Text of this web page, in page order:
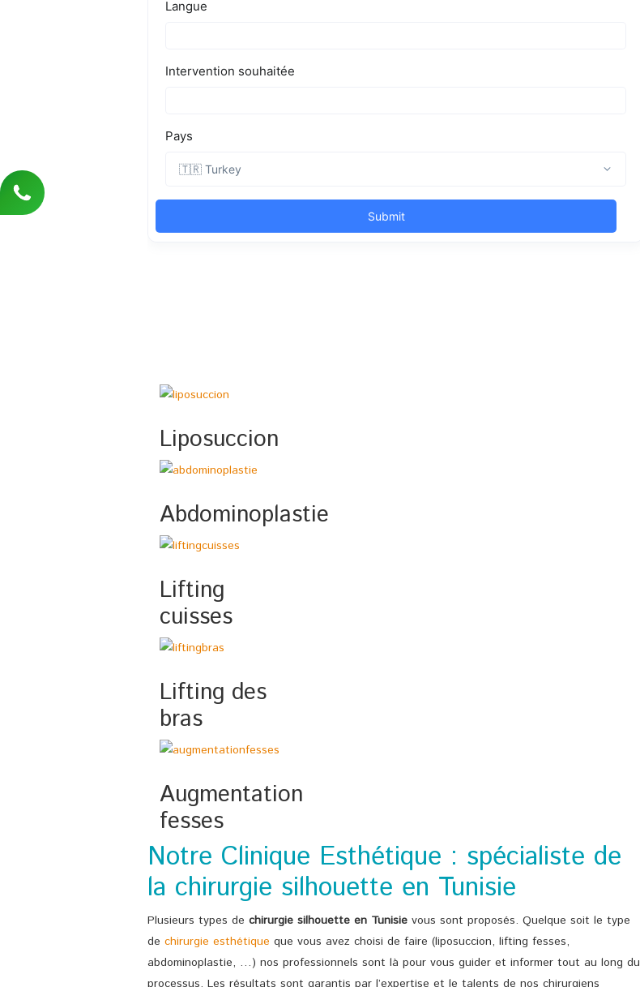
Liposuccion
Abdominoplastie
Lifting
cuisses
Lifting des
bras
Augmentation
fesses
Notre Clinique Esthétique : spécialiste de
la chirurgie silhouette en Tunisie
Plusieurs types de chirurgie silhouette en Tunisie vous sont proposés. Quelque soit le type
de chirurgie esthétique que vous avez choisi de faire (liposuccion, lifting fesses,
abdominoplastie, …) nos professionnels sont là pour vous guider et informer tout au long du
processus. Les résultats sont garantis par l’expertise et le talents de nos chirurgiens